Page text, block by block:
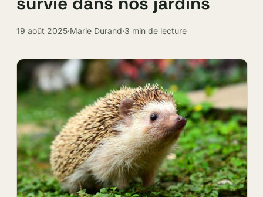
19 août 2025·Marie Durand·3 min de lecture